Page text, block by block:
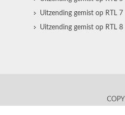
Uitzending gemist op RTL 7
Uitzending gemist op RTL 8